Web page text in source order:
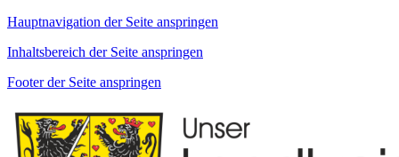
Hauptnavigation der Seite anspringen
Inhaltsbereich der Seite anspringen
Footer der Seite anspringen